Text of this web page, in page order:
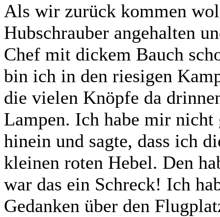
Als wir zurück kommen
Hubschrauber angehalten
Chef mit dickem Bauch
bin ich in den riesigen
die vielen Knöpfe da
Lampen. Ich habe mir nicht
hinein und sagte, dass ich
kleinen roten Hebel. Den
war das ein Schreck! Ich
Gedanken über den